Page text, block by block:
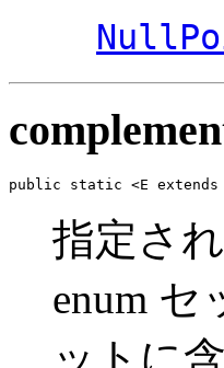
public static <E extends
指定さ
enum
ットに